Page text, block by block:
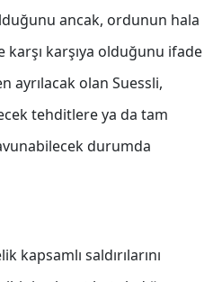
ancak, ordunun hala
karşıya olduğunu ifade
ayrılacak olan Suessli,
tehditlere ya da tam
durumda
kapsamlı saldırılarını